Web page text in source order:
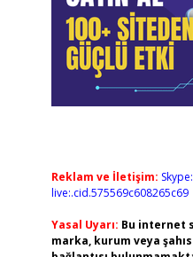
Reklam ve İletişim: Skype:
live:.cid.575569c608265c69
Yasal Uyarı: Bu internet
marka, kurum veya